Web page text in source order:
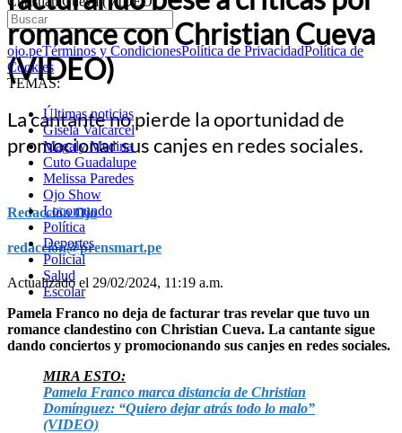
ojo.peTérminos y CondicionesPolítica de PrivacidadPolítica de
Cookies
TEMAS:
Últimas noticias
Gisela Valcarcel
Magaly Medina
Cuto Guadalupe
Melissa Paredes
Ojo Show
Locomundo
Política
Deportes
Policial
Salud
Escolar
romance con Christian Cueva
(VIDEO)
La cantante no pierde la oportunidad de
promocionar sus canjes en redes sociales.
Redacción Ojo
redaccion@prensmart.pe
Actualizado el 29/02/2024, 11:19 a.m.
Pamela Franco no deja de facturar tras revelar que tuvo un
romance clandestino con Christian Cueva. La cantante sigue
dando conciertos y promocionando sus canjes en redes sociales.
MIRA ESTO:
Pamela Franco marca distancia de Christian
Domínguez: “Quiero dejar atrás todo lo malo”
(VIDEO)